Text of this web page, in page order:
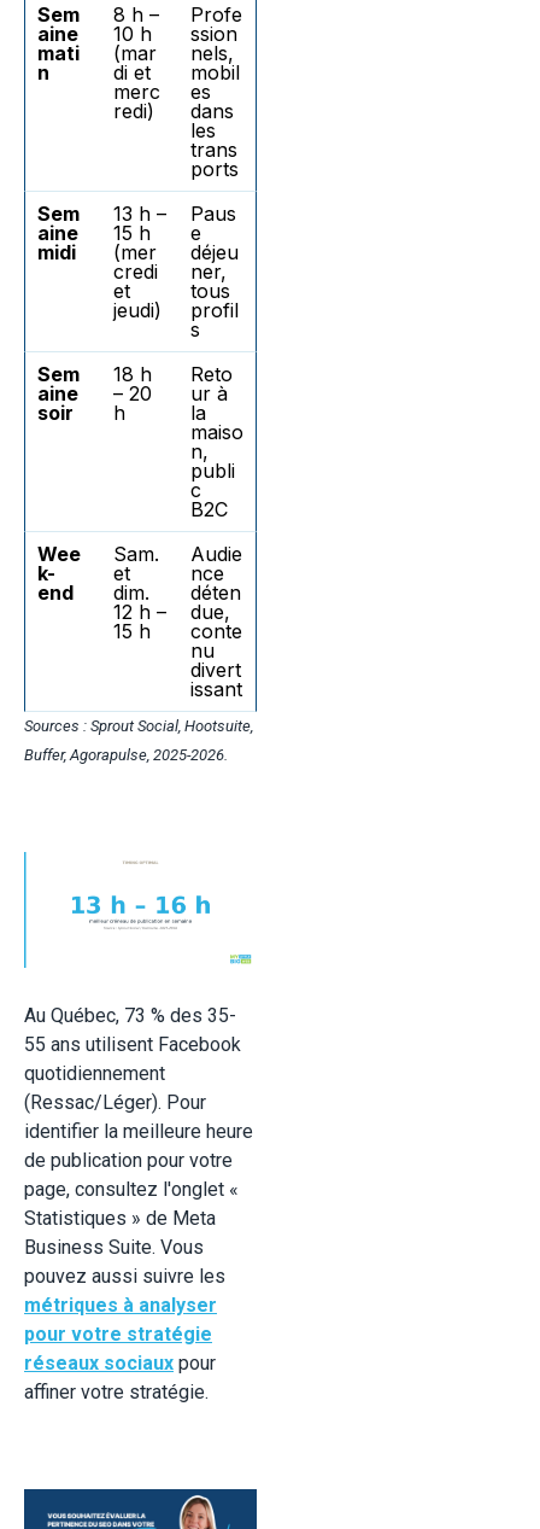
Sem
aine
mati
n
8 h –
10 h
(mar
di et
merc
redi)
Profe
ssion
nels,
mobil
es
dans
les
trans
ports
Sem
aine
midi
13 h –
15 h
(mer
credi
et
jeudi)
Paus
e
déjeu
ner,
tous
profil
s
Sem
aine
soir
18 h
– 20
h
Reto
ur à
la
maiso
n,
publi
c
B2C
Wee
k-
end
Sam.
et
dim.
12 h –
15 h
Audie
nce
déten
due,
conte
nu
divert
issant
Sources : Sprout Social, Hootsuite,
Buffer, Agorapulse, 2025-2026.
Au Québec, 73 % des 35-
55 ans utilisent Facebook
quotidiennement
(Ressac/Léger). Pour
identifier la meilleure heure
de publication pour votre
page, consultez l'onglet «
Statistiques » de Meta
Business Suite. Vous
pouvez aussi suivre les
métriques à analyser
pour votre stratégie
réseaux sociaux pour
affiner votre stratégie.